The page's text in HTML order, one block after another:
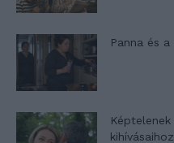
Panna és